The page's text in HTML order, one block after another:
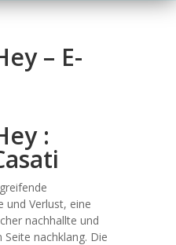
– E-
:
und Verlust, eine
nachhallte und
nachklang. Die